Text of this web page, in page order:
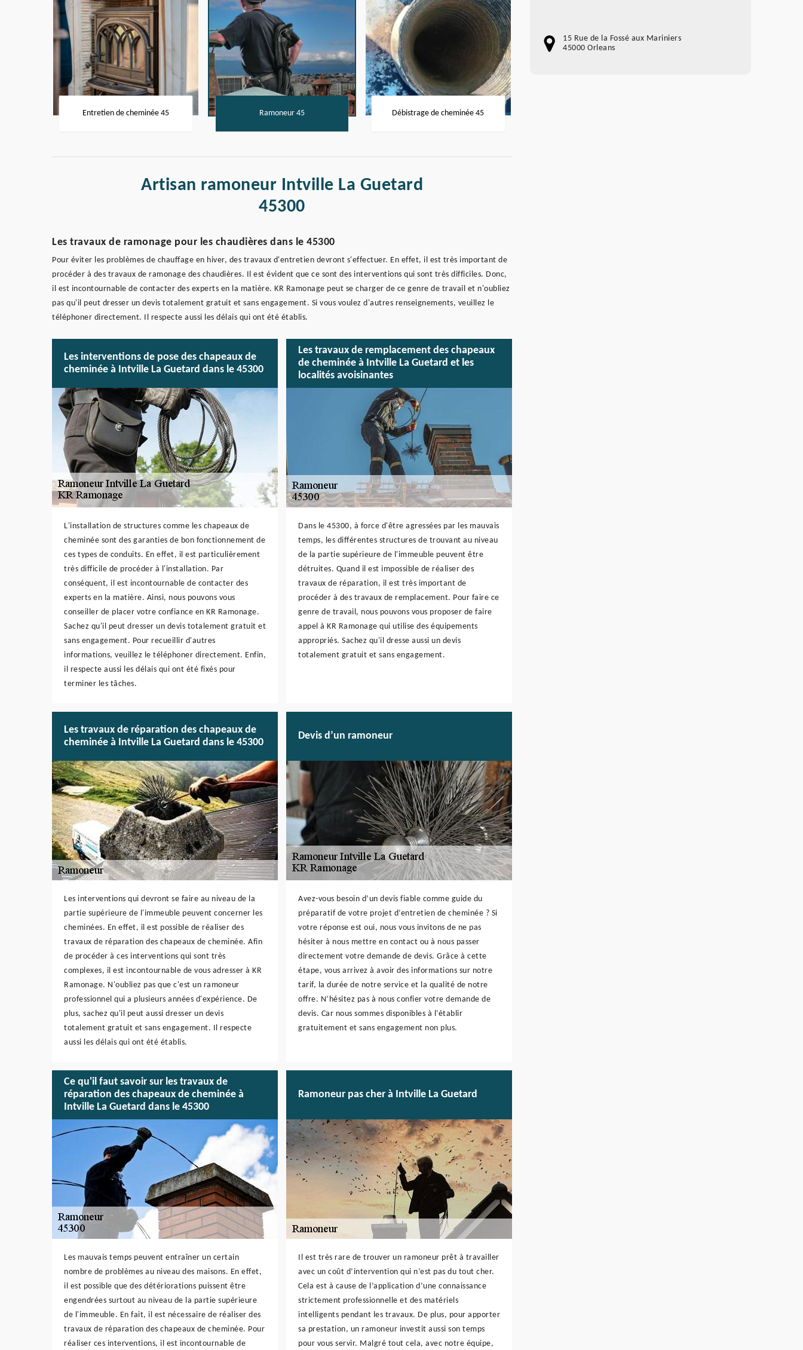
Entretien de cheminée 45 Ramoneur 45 Débistrage de cheminée 45
Artisan ramoneur Intville La Guetard
45300
Les travaux de ramonage pour les chaudières dans le 45300
Pour éviter les problèmes de chauffage en hiver, des travaux d'entretien devront s'effectuer. En effet, il est très important de
procéder à des travaux de ramonage des chaudières. Il est évident que ce sont des interventions qui sont très difficiles. Donc,
il est incontournable de contacter des experts en la matière. KR Ramonage peut se charger de ce genre de travail et n'oubliez
pas qu'il peut dresser un devis totalement gratuit et sans engagement. Si vous voulez d'autres renseignements, veuillez le
téléphoner directement. Il respecte aussi les délais qui ont été établis.
Les interventions de pose des chapeaux de
cheminée à Intville La Guetard dans le 45300
L'installation de structures comme les chapeaux de
cheminée sont des garanties de bon fonctionnement de
ces types de conduits. En effet, il est particulièrement
très difficile de procéder à l'installation. Par
conséquent, il est incontournable de contacter des
experts en la matière. Ainsi, nous pouvons vous
conseiller de placer votre confiance en KR Ramonage.
Sachez qu'il peut dresser un devis totalement gratuit et
sans engagement. Pour recueillir d'autres
informations, veuillez le téléphoner directement. Enfin,
il respecte aussi les délais qui ont été fixés pour
terminer les tâches.
Les travaux de remplacement des chapeaux
de cheminée à Intville La Guetard et les
localités avoisinantes
Dans le 45300, à force d'être agressées par les mauvais
temps, les différentes structures de trouvant au niveau
de la partie supérieure de l'immeuble peuvent être
détruites. Quand il est impossible de réaliser des
travaux de réparation, il est très important de
procéder à des travaux de remplacement. Pour faire ce
genre de travail, nous pouvons vous proposer de faire
appel à KR Ramonage qui utilise des équipements
appropriés. Sachez qu'il dresse aussi un devis
totalement gratuit et sans engagement.
Les travaux de réparation des chapeaux de
cheminée à Intville La Guetard dans le 45300
Les interventions qui devront se faire au niveau de la
partie supérieure de l'immeuble peuvent concerner les
cheminées. En effet, il est possible de réaliser des
travaux de réparation des chapeaux de cheminée. Afin
de procéder à ces interventions qui sont très
complexes, il est incontournable de vous adresser à KR
Ramonage. N'oubliez pas que c'est un ramoneur
professionnel qui a plusieurs années d'expérience. De
plus, sachez qu'il peut aussi dresser un devis
totalement gratuit et sans engagement. Il respecte
aussi les délais qui ont été établis.
Devis d’un ramoneur
Avez-vous besoin d’un devis fiable comme guide du
préparatif de votre projet d’entretien de cheminée ? Si
votre réponse est oui, nous vous invitons de ne pas
hésiter à nous mettre en contact ou à nous passer
directement votre demande de devis. Grâce à cette
étape, vous arrivez à avoir des informations sur notre
tarif, la durée de notre service et la qualité de notre
offre. N’hésitez pas à nous confier votre demande de
devis. Car nous sommes disponibles à l’établir
gratuitement et sans engagement non plus.
Ce qu'il faut savoir sur les travaux de
réparation des chapeaux de cheminée à
Intville La Guetard dans le 45300
Les mauvais temps peuvent entraîner un certain
nombre de problèmes au niveau des maisons. En effet,
il est possible que des détériorations puissent être
engendrées surtout au niveau de la partie supérieure
de l'immeuble. En fait, il est nécessaire de réaliser des
travaux de réparation des chapeaux de cheminée. Pour
réaliser ces interventions, il est incontournable de
Ramoneur pas cher à Intville La Guetard
Il est très rare de trouver un ramoneur prêt à travailler
avec un coût d’intervention qui n’est pas du tout cher.
Cela est à cause de l’application d’une connaissance
strictement professionnelle et des matériels
intelligents pendant les travaux. De plus, pour apporter
sa prestation, un ramoneur investit aussi son temps
pour vous servir. Malgré tout cela, avec notre équipe,
15 Rue de la Fossé aux Mariniers
45000 Orleans